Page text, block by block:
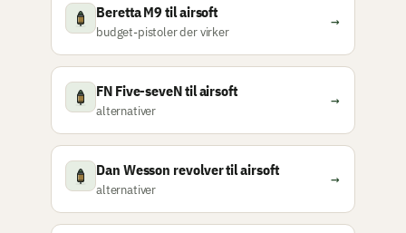
Beretta M9 til airsoft
budget-pistoler der virker
→
FN Five-seveN til airsoft
alternativer
→
Dan Wesson revolver til airsoft
alternativer
→